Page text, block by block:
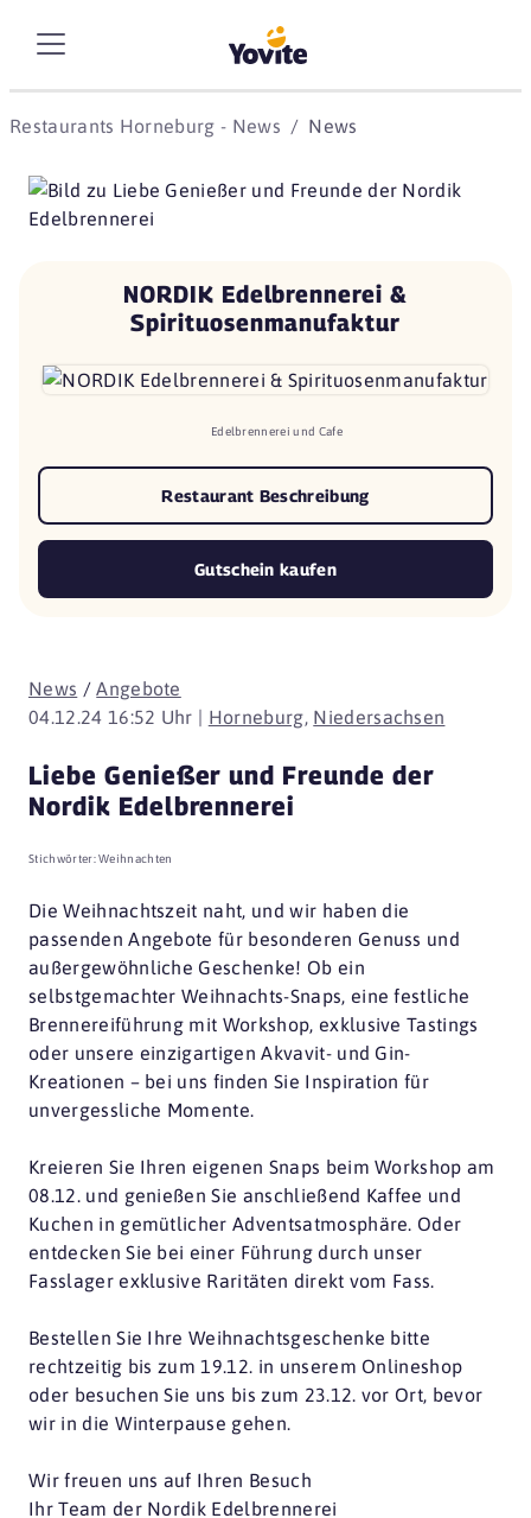
Restaurants Horneburg - News News
News /Angebote
04.12.24 16:52 Uhr | Horneburg, Niedersachsen
Liebe Genießer und Freunde der
Nordik Edelbrennerei
Stichwörter:Weihnachten
Die Weihnachtszeit naht, und wir haben die
passenden Angebote für besonderen Genuss und
außergewöhnliche Geschenke! Ob ein
selbstgemachter Weihnachts-Snaps, eine festliche
Brennereiführung mit Workshop, exklusive Tastings
oder unsere einzigartigen Akvavit- und Gin-
Kreationen – bei uns finden Sie Inspiration für
unvergessliche Momente.
Kreieren Sie Ihren eigenen Snaps beim Workshop am
08.12. und genießen Sie anschließend Kaffee und
Kuchen in gemütlicher Adventsatmosphäre. Oder
entdecken Sie bei einer Führung durch unser
Fasslager exklusive Raritäten direkt vom Fass.
Bestellen Sie Ihre Weihnachtsgeschenke bitte
rechtzeitig bis zum 19.12. in unserem Onlineshop
oder besuchen Sie uns bis zum 23.12. vor Ort, bevor
wir in die Winterpause gehen.
Wir freuen uns auf Ihren Besuch
Ihr Team der Nordik Edelbrennerei
NORDIK Edelbrennerei &
Spirituosenmanufaktur
Edelbrennerei und Cafe
Restaurant Beschreibung
Gutschein kaufen